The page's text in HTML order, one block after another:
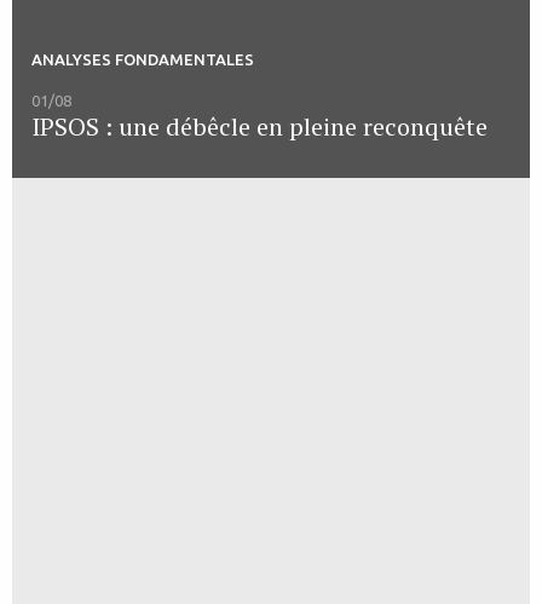
ANALYSES FONDAMENTALES
01/08
IPSOS : une débêcle en pleine reconquête